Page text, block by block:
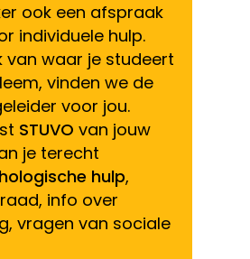
ook een afspraak
individuele hulp.
van waar je studeert
vinden we de
voor jou.
STUVO van jouw
je terecht
hulp,
info over
vragen van sociale